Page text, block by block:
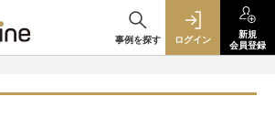
事例を探す ログイン
新規
会員登録